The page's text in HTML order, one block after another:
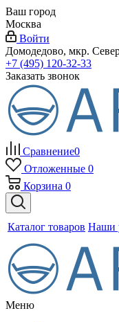
Ваш город
Москва
Войти
Домодедово, мкр.
+7 (495) 120-32-33
Заказать звонок
Сравнение0
Отложенные 0
Корзина 0
Каталог товаров Наши
Меню